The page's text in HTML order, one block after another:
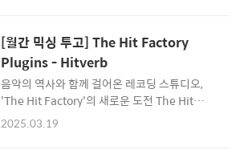
연락을 보내보았다. 이전에도 소개한 바 있지만,
Softube는 필자가 매우 자주 쓰고 ..
하는 구간이 있다고 한다. 오케스트레이션 등 외
부 세션을 이용하는 순간, 악기를 배우는 순간,
그리고 다양한 음향 지식을 이해하게 된 순간 등
계기가 되는 순간들은 여럿 있지만 "보컬 곡"을
성공적으로 만들어내게 되는 순간 많은 성장을
한다고 많은 프로듀서들이 입을 모아서 이야기
[월간 믹싱 투고] The Hit Factory
Plugins - Hitverb
음악의 역사와 함께 걸어온 레코딩 스튜디오,
'The Hit Factory'의 새로운 도전 The Hit
Factory는 미국 뉴욕에서 시작한 레코딩 스튜
2025.03.19